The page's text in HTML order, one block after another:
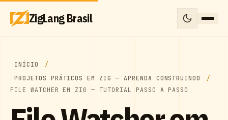
ZigLang Brasil
INÍCIO
PROJETOS PRÁTICOS EM ZIG — APRENDA CONSTRUINDO
FILE WATCHER EM ZIG — TUTORIAL PASSO A PASSO